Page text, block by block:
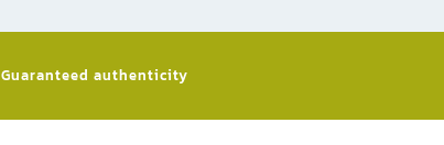
Guaranteed authenticity​